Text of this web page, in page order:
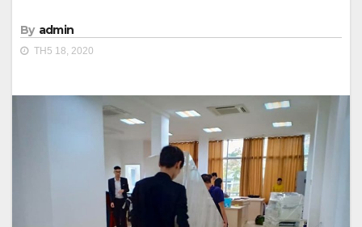
By admin
TH5 18, 2020